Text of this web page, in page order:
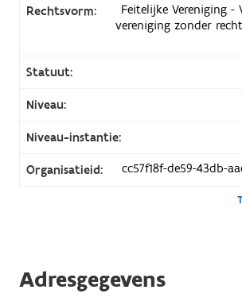
Rechtsvorm:
Feitelijke Vereniging -
vereniging zonder
Statuut:
Niveau:
Niveau-instantie:
Organisatieid: cc57f18f-de59-43db-
Adresgegevens